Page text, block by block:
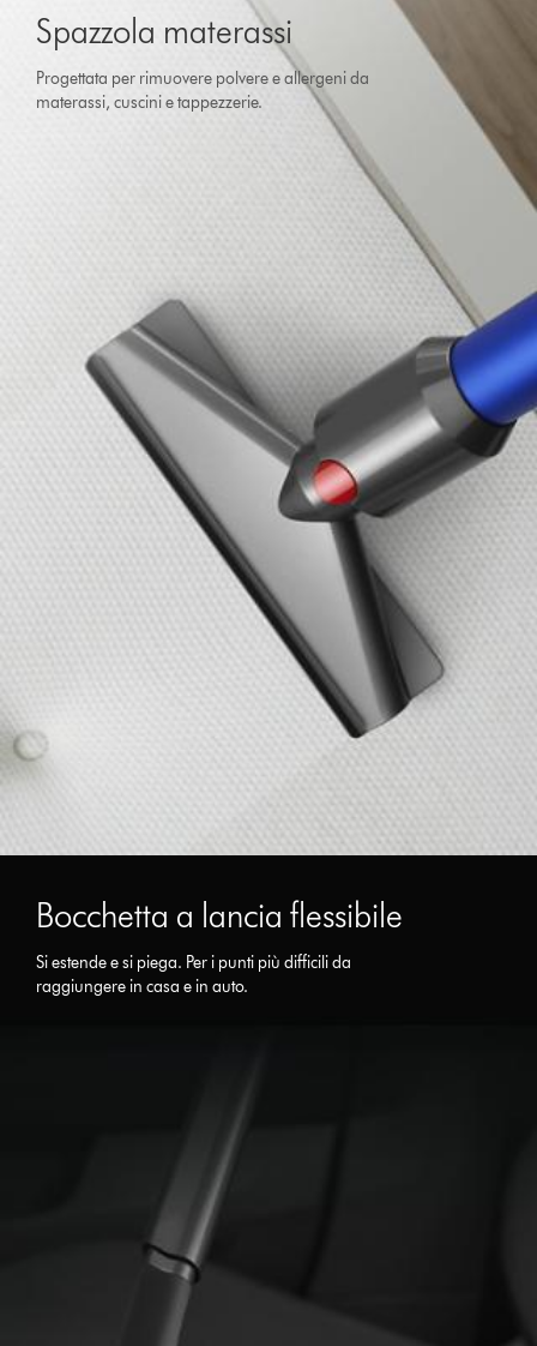
Spazzola materassi
Progettata per rimuovere polvere e allergeni da
materassi, cuscini e tappezzerie.
Bocchetta a lancia flessibile
Si estende e si piega. Per i punti più difficili da
raggiungere in casa e in auto.